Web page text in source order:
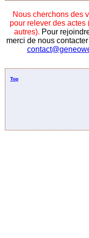
Nous cherchons des
pour relever des actes
autres). Pour
merci de nous
Top